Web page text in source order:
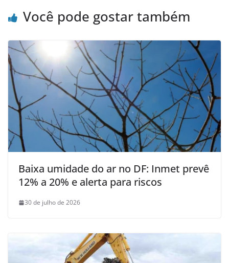
Você pode gostar também
Baixa umidade do ar no DF: Inmet prevê
12% a 20% e alerta para riscos
30 de julho de 2026